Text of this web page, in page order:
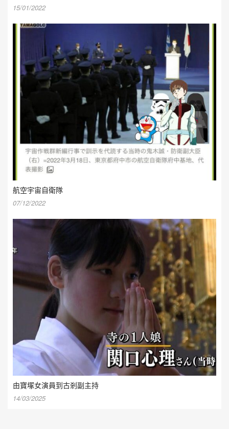
15/01/2022
航空宇宙自衛隊
07/12/2022
由寶塚女演員到古剎副主持
14/03/2025